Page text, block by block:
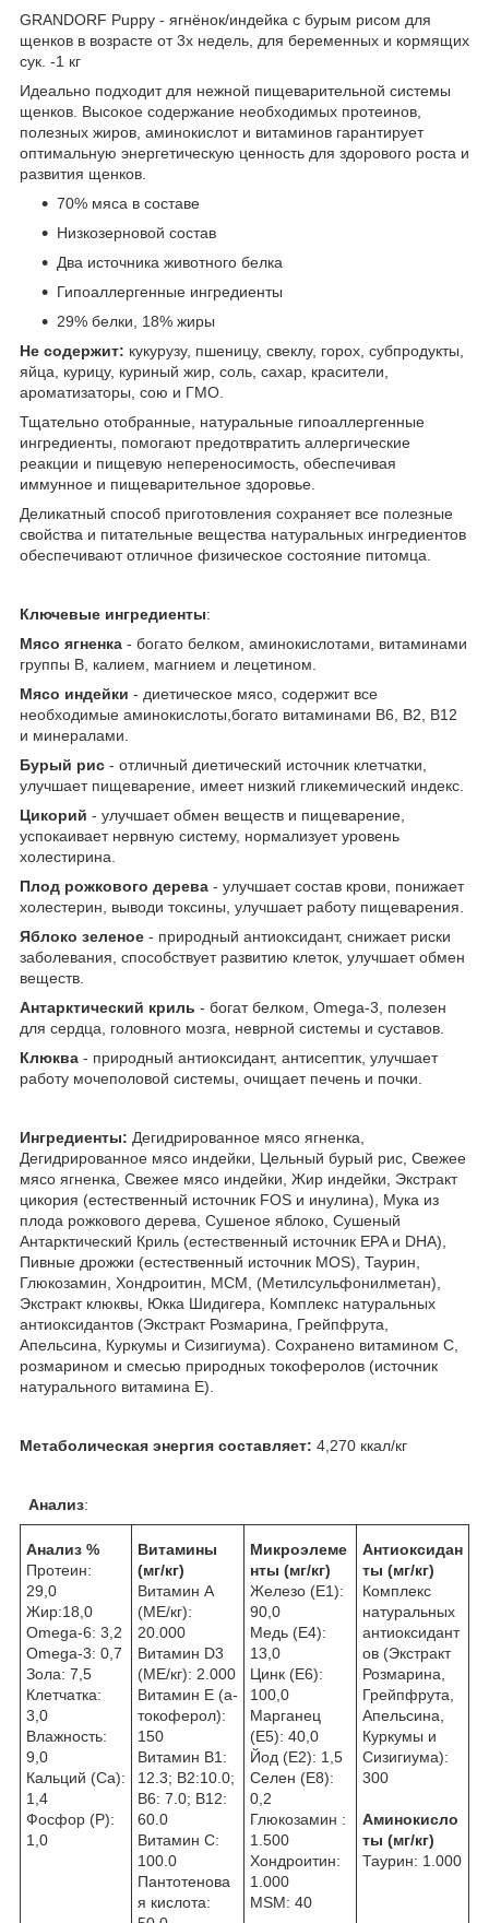
GRANDORF Puppy - ягнёнок/индейка с бурым рисом для
щенков в возрасте от 3х недель, для беременных и кормящих
сук. -1 кг
Идеально подходит для нежной пищеварительной системы
щенков. Высокое содержание необходимых протеинов,
полезных жиров, аминокислот и витаминов гарантирует
оптимальную энергетическую ценность для здорового роста и
развития щенков.
70% мяса в составе
Низкозерновой состав
Два источника животного белка
Гипоаллергенные ингредиенты
29% белки, 18% жиры
Не содержит: кукурузу, пшеницу, свеклу, горох, субпродукты,
яйца, курицу, куриный жир, соль, сахар, красители,
ароматизаторы, сою и ГМО.
Тщательно отобранные, натуральные гипоаллергенные
ингредиенты, помогают предотвратить аллергические
реакции и пищевую непереносимость, обеспечивая
иммунное и пищеварительное здоровье.
Деликатный способ приготовления сохраняет все полезные
свойства и питательные вещества натуральных ингредиентов
обеспечивают отличное физическое состояние питомца.
Ключевые ингредиенты:
Мясо ягненка - богато белком, аминокислотами, витаминами
группы В, калием, магнием и лецетином.
Мясо индейки - диетическое мясо, содержит все
необходимые аминокислоты,богато витаминами В6, В2, В12
и минералами.
Бурый рис - отличный диетический источник клетчатки,
улучшает пищеварение, имеет низкий гликемический индекс.
Цикорий - улучшает обмен веществ и пищеварение,
успокаивает нервную систему, нормализует уровень
холестирина.
Плод рожкового дерева - улучшает состав крови, понижает
холестерин, выводи токсины, улучшает работу пищеварения.
Яблоко зеленое - природный антиоксидант, снижает риски
заболевания, способствует развитию клеток, улучшает обмен
веществ.
Антарктический криль - богат белком, Omega-3, полезен
для сердца, головного мозга, неврной системы и суставов.
Клюква - природный антиоксидант, антисептик, улучшает
работу мочеполовой системы, очищает печень и почки.
Ингредиенты: Дегидрированное мясо ягненка,
Дегидрированное мясо индейки, Цельный бурый рис, Свежее
мясо ягненка, Свежее мясо индейки, Жир индейки, Экстракт
цикория (естественный источник FOS и инулина), Мука из
плода рожкового дерева, Сушеное яблоко, Сушеный
Антарктический Криль (естественный источник EPA и DHA),
Пивные дрожжи (естественный источник MOS), Таурин,
Глюкозамин, Хондроитин, MCM, (Метилсульфонилметан),
Экстракт клюквы, Юкка Шидигера, Комплекс натуральных
антиоксидантов (Экстракт Розмарина, Грейпфрута,
Апельсина, Куркумы и Сизигиума). Сохранено витамином С,
розмарином и смесью природных токоферолов (источник
натурального витамина Е).
Метаболическая энергия составляет: 4,270 ккал/кг
Анализ:
Анализ %
Протеин:
29,0
Жир:18,0
Omega-6: 3,2
Omega-3: 0,7
Зола: 7,5
Клетчатка:
3,0
Влажность:
9,0
Кальций (Са):
1,4
Фосфор (P):
1,0
Витамины
(мг/кг)
Витамин A
(МЕ/кг):
20.000
Витамин D3
(МЕ/кг): 2.000
Витамин E (a-
токоферол):
150
Витамин В1:
12.3; B2:10.0;
B6: 7.0; B12:
60.0
Витамин C:
100.0
Пантотенова
я кислота:
Микроэлеме
нты (мг/кг)
Железо (E1):
90,0
Медь (Е4):
13,0
Цинк (E6):
100,0
Марганец
(E5): 40,0
Йод (E2): 1,5
Селен (E8):
0,2
Глюкозамин :
1.500
Хондроитин:
1.000
MSM: 40
Антиоксидан
ты (мг/кг)
Комплекс
натуральных
антиоксидант
ов (Экстракт
Розмарина,
Грейпфрута,
Апельсина,
Куркумы и
Сизигиума):
300
Аминокисло
ты (мг/кг)
Таурин: 1.000